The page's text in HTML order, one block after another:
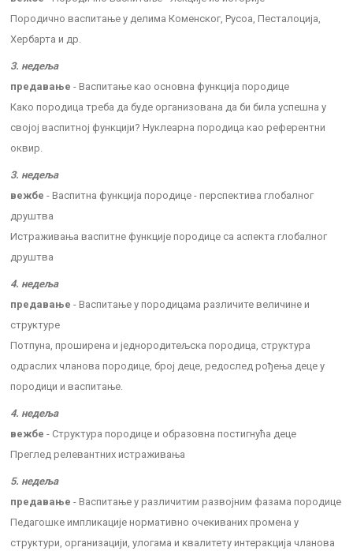
Породично васпитање у делима Коменског, Русоа, Песталоција,
Хербарта и др.
3. недеља
предавање - Васпитање као основна функција породице
Како породица треба да буде организована да би била успешна у
својој васпитној функцији? Нуклеарна породица као референтни
оквир.
3. недеља
вежбе - Васпитна функција породице - перспектива глобалног
друштва
Истраживања васпитне функције породице са аспекта глобалног
друштва
4. недеља
предавање - Васпитање у породицама различите величине и
структуре
Потпуна, проширена и једнородитељска породица, структура
одраслих чланова породице, број деце, редослед рођења деце у
породици и васпитање.
4. недеља
вежбе - Структура породице и образовна постигнућа деце
Преглед релевантних истраживања
5. недеља
предавање - Васпитање у различитим развојним фазама породице
Педагошке импликације нормативно очекиваних промена у
структури, организацији, улогама и квалитету интеракција чланова